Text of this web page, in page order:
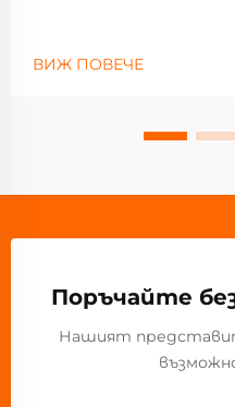
ВИЖ ПОВЕЧЕ
Поръчайте
Нашият